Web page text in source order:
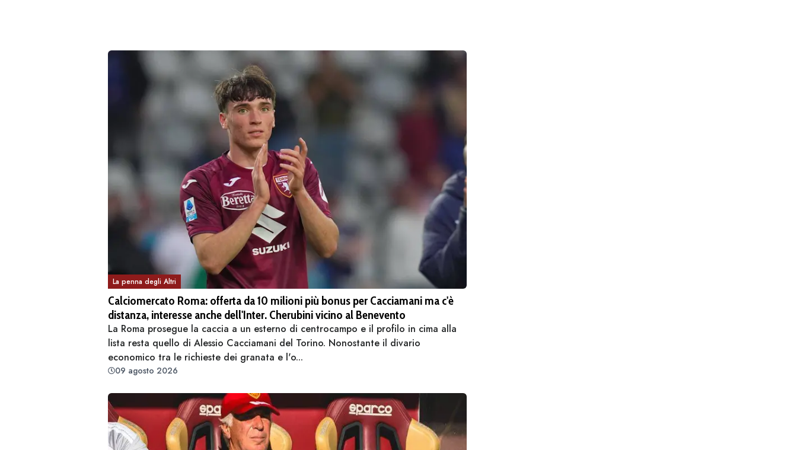
La penna degli Altri
Calciomercato Roma: offerta da 10 milioni più bonus per Cacciamani ma c'è
distanza, interesse anche dell'Inter. Cherubini vicino al Benevento
La Roma prosegue la caccia a un esterno di centrocampo e il profilo in cima alla
lista resta quello di Alessio Cacciamani del Torino. Nonostante il divario
economico tra le richieste dei granata e l'o...
09 agosto 2026